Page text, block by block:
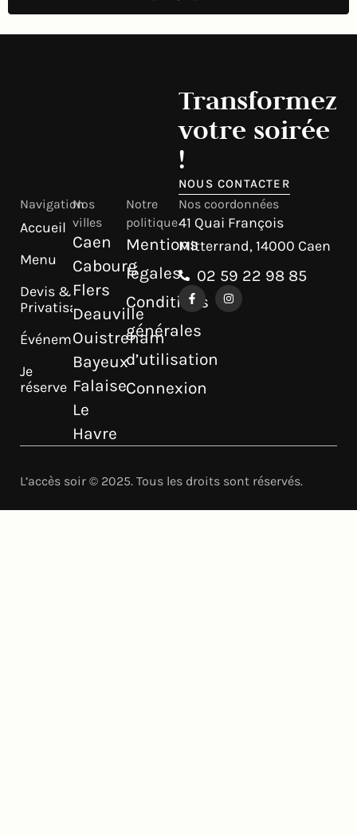
Transformez
votre soirée
!
NOUS CONTACTER
Navigation
Accueil
Menu
Devis &
Privatisation
Événements
Je
réserve
Nos
villes
Caen
Cabourg
Flers
Deauville
Ouistreham
Bayeux
Falaise
Le
Havre
Notre
politique
Mentions
légales
Conditions
générales
d’utilisation
Connexion
Nos coordonnées
41 Quai François
Mitterrand, 14000 Caen
02 59 22 98 85
L’accès soir © 2025. Tous les droits sont réservés.